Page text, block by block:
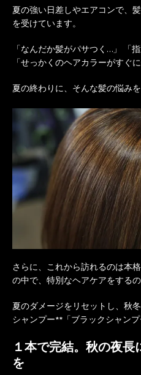
夏の強い日差しやエアコンで、
を受けています。
「なんだか髪がパサつく…」 「
「せっかくのヘアカラーがすぐ
夏の終わりに、そんな髪の悩み
さらに、これから訪れるのは本
の中で、特別なヘアケアをする
夏のダメージをリセットし、秋
シャンプー**「ブラックシャンプ
１本で完結。秋の夜長
を